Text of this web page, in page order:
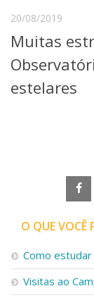
Núcleos e
Telefones e
Graduação
Linhas de
Centros,
Iniciação
Empresas
Extensão à
20/08/2019
Muitas
estelares
O QUE VOCÊ
Como estudar
Visitas ao